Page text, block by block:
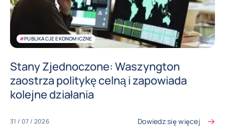
#PUBLIKACJE EKONOMICZNE
Stany Zjednoczone: Waszyngton
zaostrza politykę celną i zapowiada
kolejne działania
31 / 07 / 2026 Dowiedz się więcej